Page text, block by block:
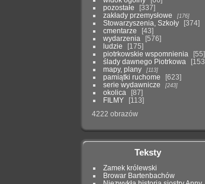
pozostałe
337
zakłady przemysłowe
176
Stowarzyszenia, Szkoły
374
cmentarze
43
wydarzenia
576
ludzie
175
piotrkowskie wspomnienia
55
ślady dawnego Piotrkowa
153
mapy, plany
113
pamiątki ruchome
623
serie wydawnicze
243
okolica
87
FILMY
113
4222 obrazów
Teksty
Zamek królewski
Browar Bartenbachów